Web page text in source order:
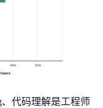
代码理解是工程师